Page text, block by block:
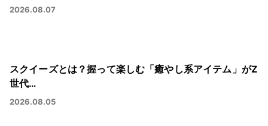
2026.08.07
スクイーズとは？握って楽しむ「癒やし系アイテム」がZ
世代…
2026.08.05